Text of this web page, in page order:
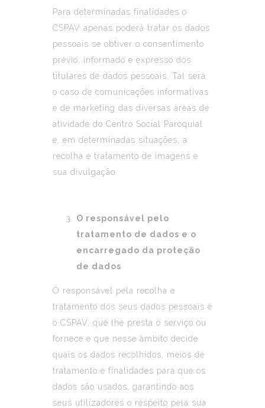
Para determinadas finalidades o
CSPAV apenas poderá tratar os dados
pessoais se obtiver o consentimento
prévio, informado e expresso dos
titulares de dados pessoais. Tal será
o caso de comunicações informativas
e de marketing das diversas áreas de
atividade do Centro Social Paroquial
e, em determinadas situações, a
recolha e tratamento de imagens e
sua divulgação.
O responsável pelo
tratamento de dados e o
encarregado da proteção
de dados
O responsável pela recolha e
tratamento dos seus dados pessoais é
o CSPAV, que lhe presta o serviço ou
fornece e que nesse âmbito decide
quais os dados recolhidos, meios de
tratamento e finalidades para que os
dados são usados, garantindo aos
seus utilizadores o respeito pela sua